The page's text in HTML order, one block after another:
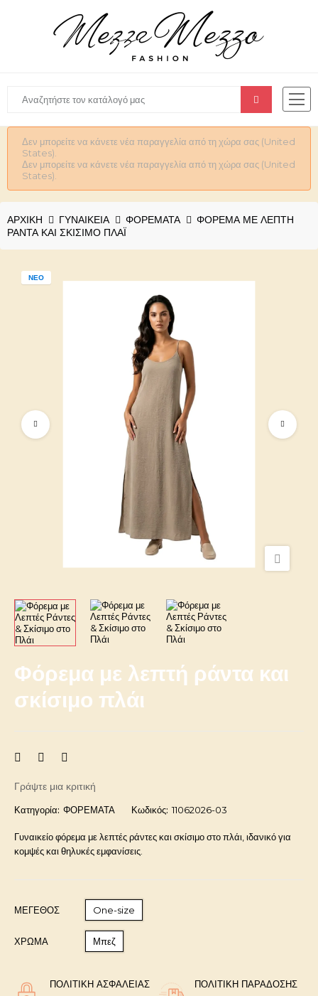
Δεν μπορείτε να κάνετε νέα παραγγελία από τη χώρα σας (United
States).
Δεν μπορείτε να κάνετε νέα παραγγελία από τη χώρα σας (United
States).
ΑΡΧΙΚΉ ΓΥΝΑΙΚΕΊΑ ΦΟΡΕΜΑΤΑ
ΦΌΡΕΜΑ ΜΕ ΛΕΠΤΉ
ΡΆΝΤΑ ΚΑΙ ΣΚΊΣΙΜΟ ΠΛΆΙ
ΝΈΟ
Φόρεμα με λεπτή ράντα και
σκίσιμο πλάι
Γράψτε μια κριτική
Κατηγορία: ΦΟΡΕΜΑΤΑ Κωδικός: 11062026-03
Γυναικείο φόρεμα με λεπτές ράντες και σκίσιμο στο πλάι, ιδανικό για
κομψές και θηλυκές εμφανίσεις.
ΜΈΓΕΘΟΣ One-size
ΧΡΩΜΑ Μπεζ
ΠΟΛΙΤΙΚΉ ΑΣΦΑΛΕΊΑΣ
ΠΟΛΙΤΙΚΉ ΠΑΡΆΔΟΣΗΣ